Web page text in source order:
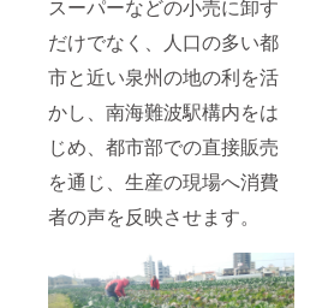
スーパーなどの小売に卸す
だけでなく、人口の多い都
市と近い泉州の地の利を活
かし、南海難波駅構内をは
じめ、都市部での直接販売
を通じ、生産の現場へ消費
者の声を反映させます。